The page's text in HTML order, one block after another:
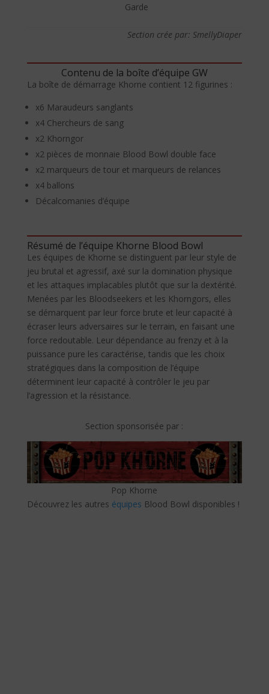
Garde
Section crée par: SmellyDiaper
Contenu de la boîte d’équipe GW
La boîte de démarrage Khorne contient 12 figurines :
x6 Maraudeurs sanglants
x4 Chercheurs de sang
x2 Khorngor
x2 pièces de monnaie Blood Bowl double face
x2 marqueurs de tour et marqueurs de relances
x4 ballons
Décalcomanies d’équipe
Résumé de l’équipe Khorne Blood Bowl
Les équipes de Khorne se distinguent par leur style de
jeu brutal et agressif, axé sur la domination physique
et les attaques implacables plutôt que sur la dextérité.
Menées par les Bloodseekers et les Khorngors, elles
se démarquent par leur force brute et leur capacité à
écraser leurs adversaires sur le terrain, en faisant une
force redoutable. Leur dépendance au frenzy et à la
puissance pure les caractérise, tandis que les choix
stratégiques dans la composition de l’équipe
déterminent leur capacité à contrôler le jeu par
l’agression et la résistance.
Section sponsorisée par :
Pop Khorne
Découvrez les autres équipes Blood Bowl disponibles !